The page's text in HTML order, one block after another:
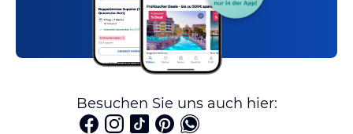
Besuchen Sie uns auch hier: